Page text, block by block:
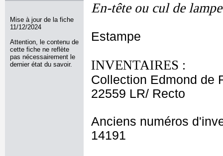
Mise à jour de la fiche
11/12/2024
Attention, le contenu de
cette fiche ne reflète
pas nécessairement le
dernier état du savoir.
En-tête ou cul de
Estampe
INVENTAIRES :
Collection Edmond de
22559 LR/ Recto
Anciens numéros
14191